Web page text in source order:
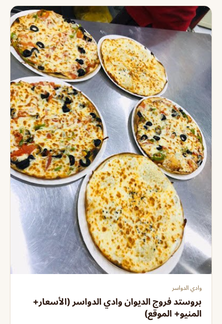
وادي الدواسر
بروستد فروج الديوان وادي الدواسر (الأسعار+
المنيو+ الموقع)